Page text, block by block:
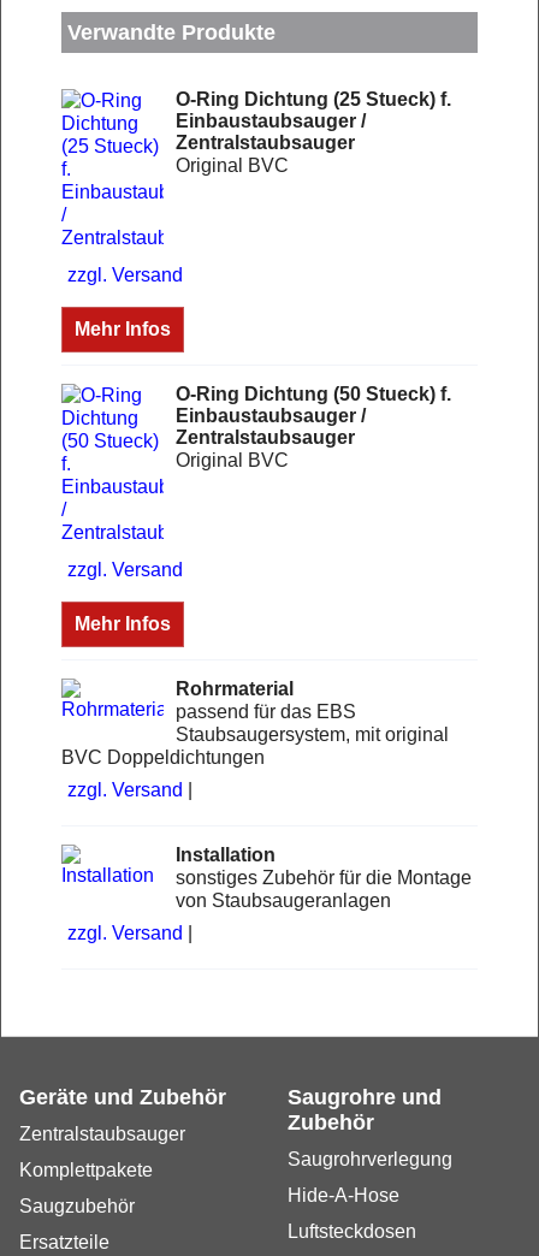
Verwandte Produkte
O-Ring Dichtung (25 Stueck) f.
Einbaustaubsauger /
Zentralstaubsauger
Original BVC
zzgl. Versand
Mehr Infos
O-Ring Dichtung (50 Stueck) f.
Einbaustaubsauger /
Zentralstaubsauger
Original BVC
zzgl. Versand
Mehr Infos
Rohrmaterial
passend für das EBS
Staubsaugersystem, mit original
BVC Doppeldichtungen
zzgl. Versand
Installation
sonstiges Zubehör für die Montage
von Staubsaugeranlagen
zzgl. Versand
Geräte und Zubehör
Zentralstaubsauger
Komplettpakete
Saugzubehör
Ersatzteile
Saugrohre und
Zubehör
Saugrohrverlegung
Hide-A-Hose
Luftsteckdosen